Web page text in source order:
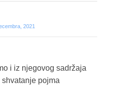
2021
i iz njegovog sadržaja
pojma